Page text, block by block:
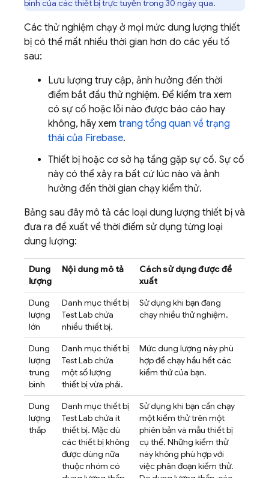
bình của các thiết bị trực tuyến trong 30 ngày qua.
Các thử nghiệm chạy ở mọi mức dung lượng thiết
bị có thể mất nhiều thời gian hơn do các yếu tố
sau:
Lưu lượng truy cập, ảnh hưởng đến thời
điểm bắt đầu thử nghiệm. Để kiểm tra xem
có sự cố hoặc lỗi nào được báo cáo hay
không, hãy xem trang tổng quan về trạng
thái của Firebase.
Thiết bị hoặc cơ sở hạ tầng gặp sự cố. Sự cố
này có thể xảy ra bất cứ lúc nào và ảnh
hưởng đến thời gian chạy kiểm thử.
Bảng sau đây mô tả các loại dung lượng thiết bị và
đưa ra đề xuất về thời điểm sử dụng từng loại
dung lượng:
Dung
lượng
Nội dung mô tả
Cách sử dụng được đề
xuất
Dung
lượng
lớn
Danh mục thiết bị
Test Labchứa
nhiều thiết bị.
Sử dụng khi bạn đang
chạy nhiều thử nghiệm.
Dung
lượng
trung
bình
Danh mục thiết bị
Test Labchứa
một số lượng
thiết bị vừa phải.
Mức dung lượng này phù
hợp để chạy hầu hết các
kiểm thử của bạn.
Dung
lượng
thấp
Danh mục thiết bị
Test Labchứa ít
thiết bị. Mặc dù
các thiết bị không
được dùng nữa
thuộc nhóm có
Sử dụng khi bạn cần chạy
một kiểm thử trên một
phiên bản và mẫu thiết bị
cụ thể. Những kiểm thử
này không phù hợp với
việc phân đoạn kiểm thử.